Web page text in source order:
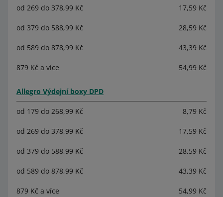
od 269 do 378,99 Kč 17,59 Kč
od 379 do 588,99 Kč 28,59 Kč
od 589 do 878,99 Kč 43,39 Kč
879 Kč a více 54,99 Kč
Allegro Výdejní boxy DPD
od 179 do 268,99 Kč 8,79 Kč
od 269 do 378,99 Kč 17,59 Kč
od 379 do 588,99 Kč 28,59 Kč
od 589 do 878,99 Kč 43,39 Kč
879 Kč a více 54,99 Kč